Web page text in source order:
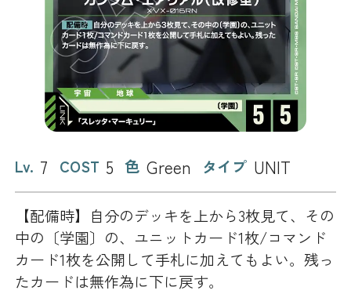
Lv. 7 COST 5 色 Green タイプ UNIT
【配備時】自分のデッキを上から3枚見て、その
中の〔学園〕の、ユニットカード1枚/コマンド
カード1枚を公開して手札に加えてもよい。残っ
たカードは無作為に下に戻す。